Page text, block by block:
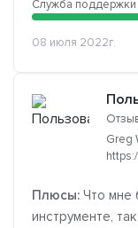
Служба поддержки
08 июля 2022г.
Greg
Плюсы: Что мне
инструменте,